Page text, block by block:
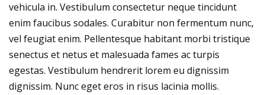
vehicula in. Vestibulum consectetur neque tincidunt
enim faucibus sodales. Curabitur non fermentum nunc,
vel feugiat enim. Pellentesque habitant morbi tristique
senectus et netus et malesuada fames ac turpis
egestas. Vestibulum hendrerit lorem eu dignissim
dignissim. Nunc eget eros in risus lacinia mollis.